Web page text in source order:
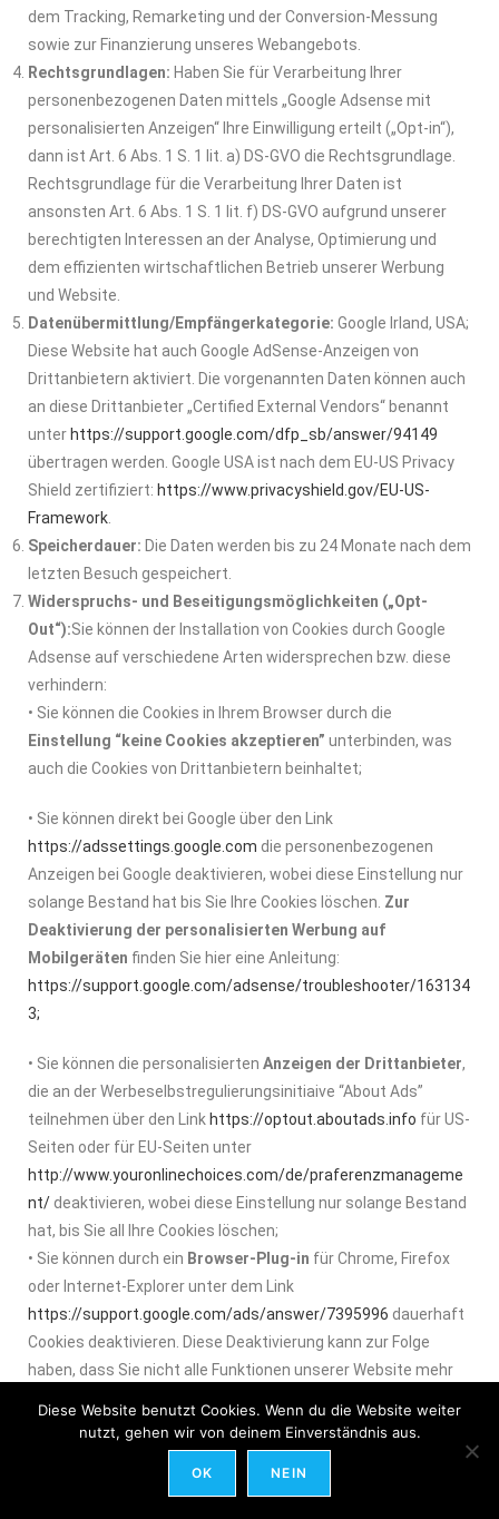
dem Tracking, Remarketing und der Conversion-Messung
sowie zur Finanzierung unseres Webangebots.
Rechtsgrundlagen: Haben Sie für Verarbeitung Ihrer
personenbezogenen Daten mittels „Google Adsense mit
personalisierten Anzeigen“ Ihre Einwilligung erteilt („Opt-in“),
dann ist Art. 6 Abs. 1 S. 1 lit. a) DS-GVO die Rechtsgrundlage.
Rechtsgrundlage für die Verarbeitung Ihrer Daten ist
ansonsten Art. 6 Abs. 1 S. 1 lit. f) DS-GVO aufgrund unserer
berechtigten Interessen an der Analyse, Optimierung und
dem effizienten wirtschaftlichen Betrieb unserer Werbung
und Website.
Datenübermittlung/Empfängerkategorie: Google Irland, USA;
Diese Website hat auch Google AdSense-Anzeigen von
Drittanbietern aktiviert. Die vorgenannten Daten können auch
an diese Drittanbieter „Certified External Vendors“ benannt
unter https://support.google.com/dfp_sb/answer/94149
übertragen werden. Google USA ist nach dem EU-US Privacy
Shield zertifiziert: https://www.privacyshield.gov/EU-US-
Framework
Speicherdauer: Die Daten werden bis zu 24 Monate nach dem
letzten Besuch gespeichert.
Widerspruchs- und Beseitigungsmöglichkeiten („Opt-
Out“):Sie können der Installation von Cookies durch Google
Adsense auf verschiedene Arten widersprechen bzw. diese
verhindern:
• Sie können die Cookies in Ihrem Browser durch die
Einstellung “keine Cookies akzeptieren” unterbinden, was
auch die Cookies von Drittanbietern beinhaltet;
• Sie können direkt bei Google über den Link
https://adssettings.google.com die personenbezogenen
Anzeigen bei Google deaktivieren, wobei diese Einstellung nur
solange Bestand hat bis Sie Ihre Cookies löschen. Zur
Deaktivierung der personalisierten Werbung auf
Mobilgeräten finden Sie hier eine Anleitung:
https://support.google.com/adsense/troubleshooter/163134
3;
• Sie können die personalisierten Anzeigen der Drittanbieter,
die an der Werbeselbstregulierungsinitiaive “About Ads”
teilnehmen über den Link https://optout.aboutads.info für US-
Seiten oder für EU-Seiten unter
http://www.youronlinechoices.com/de/praferenzmanageme
nt/ deaktivieren, wobei diese Einstellung nur solange Bestand
hat, bis Sie all Ihre Cookies löschen;
• Sie können durch ein Browser-Plug-in für Chrome, Firefox
oder Internet-Explorer unter dem Link
https://support.google.com/ads/answer/7395996 dauerhaft
Cookies deaktivieren. Diese Deaktivierung kann zur Folge
haben, dass Sie nicht alle Funktionen unserer Website mehr
In der Datenschutzerklärung für Werbung von Google unter
https://policies.google.com/technologies/ads
Diese Website benutzt Cookies. Wenn du die Website weiter
nutzt, gehen wir von deinem Einverständnis aus.
OK NEIN